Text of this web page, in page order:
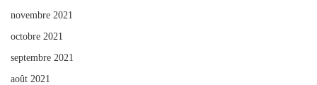
novembre 2021
octobre 2021
septembre 2021
août 2021